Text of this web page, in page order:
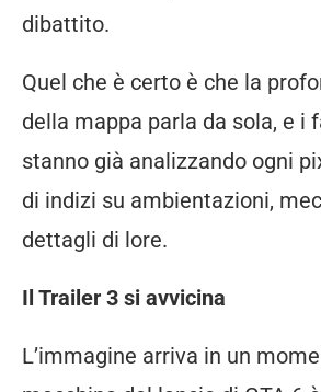
dibattito.
Quel che è certo è che la
della mappa parla da sola, e i
stanno già analizzando ogni
di indizi su ambientazioni,
dettagli di lore.
Il Trailer 3 si avvicina
L’immagine arriva in un